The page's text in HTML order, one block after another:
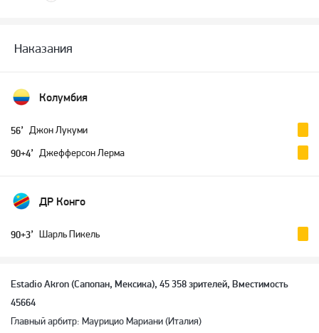
Наказания
Колумбия
56’ Джон Лукуми
90+4’ Джефферсон Лерма
ДР Конго
90+3’ Шарль Пикель
Estadio Akron (Сапопан, Мексика), 45 358 зрителей, Вместимость
45664
Главный арбитр: Маурицио Мариани (Италия)